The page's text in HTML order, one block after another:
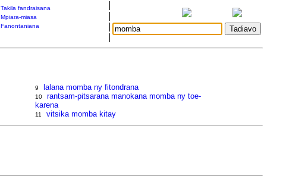
Takila fandraisana
Mpiara-miasa
Fanontaniana
9 lalana momba ny fitondrana
10
rantsam-pitsarana manokana momba ny toe-
karena
11 vitsika momba kitay